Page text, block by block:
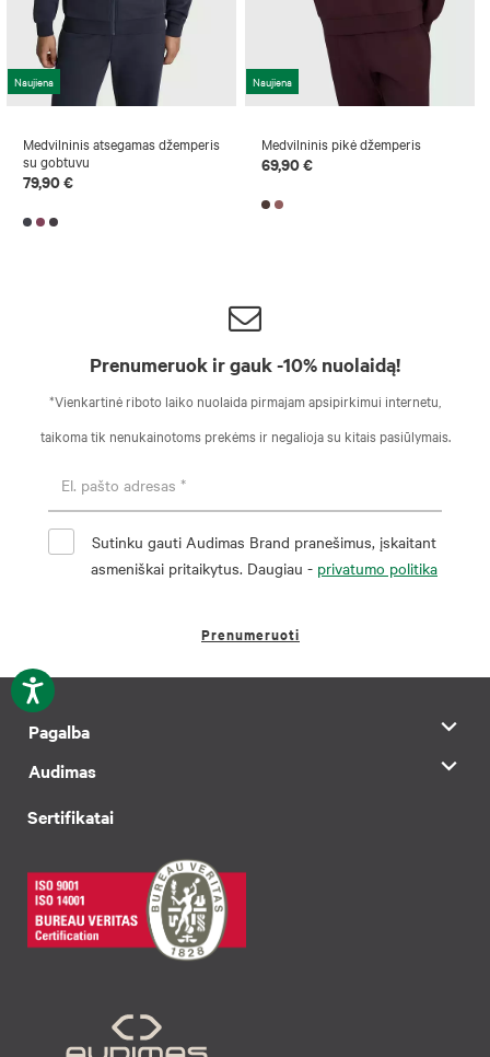
Naujiena
Medvilninis atsegamas džemperis
su gobtuvu
79,90 €
Naujiena
Medvilninis pikė džemperis
69,90 €
Prenumeruok ir gauk -10% nuolaidą!
*Vienkartinė riboto laiko nuolaida pirmajam apsipirkimui internetu,
taikoma tik nenukainotoms prekėms ir negalioja su kitais pasiūlymais.
Sutinku gauti Audimas Brand pranešimus, įskaitant
asmeniškai pritaikytus. Daugiau - privatumo politika
Prenumeruoti
Pagalba
Audimas
Sertifikatai